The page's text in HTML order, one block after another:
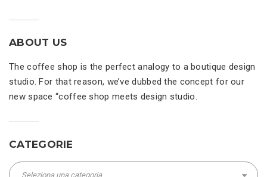
ABOUT US
The coffee shop is the perfect analogy to a boutique design
studio. For that reason, we’ve dubbed the concept for our
new space “coffee shop meets design studio.
CATEGORIE
Categorie